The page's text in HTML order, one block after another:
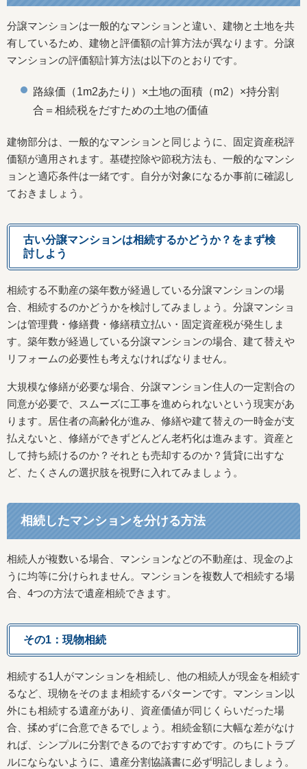
分譲マンションは一般的なマンションと違い、建物と土地を共
有しているため、建物と評価額の計算方法が異なります。分譲
マンションの評価額計算方法は以下のとおりです。
路線価（1m2あたり）×土地の面積（m2）×持分割
合＝相続税をだすための土地の価値
建物部分は、一般的なマンションと同じように、固定資産税評
価額が適用されます。基礎控除や節税方法も、一般的なマンシ
ョンと適応条件は一緒です。自分が対象になるか事前に確認し
ておきましょう。
古い分譲マンションは相続するかどうか？をまず検
討しよう
相続する不動産の築年数が経過している分譲マンションの場
合、相続するのかどうかを検討してみましょう。分譲マンショ
ンは管理費・修繕費・修繕積立払い・固定資産税が発生しま
す。築年数が経過している分譲マンションの場合、建て替えや
リフォームの必要性も考えなければなりません。
大規模な修繕が必要な場合、分譲マンション住人の一定割合の
同意が必要で、スムーズに工事を進められないという現実があ
ります。居住者の高齢化が進み、修繕や建て替えの一時金が支
払えないと、修繕ができずどんどん老朽化は進みます。資産と
して持ち続けるのか？それとも売却するのか？賃貸に出すな
ど、たくさんの選択肢を視野に入れてみましょう。
相続したマンションを分ける方法
相続人が複数いる場合、マンションなどの不動産は、現金のよ
うに均等に分けられません。マンションを複数人で相続する場
合、4つの方法で遺産相続できます。
その1：現物相続
相続する1人がマンションを相続し、他の相続人が現金を相続す
るなど、現物をそのまま相続するパターンです。マンション以
外にも相続する遺産があり、資産価値が同じくらいだった場
合、揉めずに合意できるでしょう。相続金額に大幅な差がなけ
れば、シンプルに分割できるのでおすすめです。のちにトラブ
ルにならないように、遺産分割協議書に必ず明記しましょう。